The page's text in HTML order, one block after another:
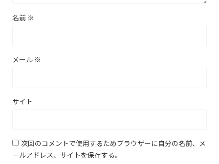
名前 ※
メール ※
サイト
次回のコメントで使用するためブラウザーに自分の名前、メ
ールアドレス、サイトを保存する。